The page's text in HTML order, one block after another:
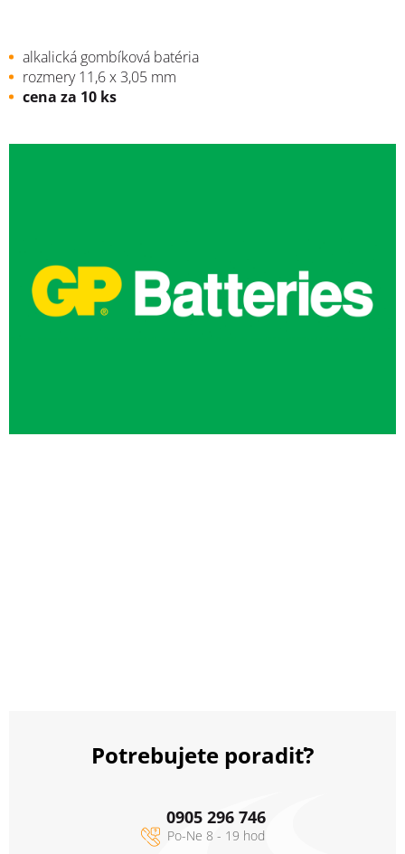
alkalická gombíková batéria
rozmery 11,6 x 3,05 mm
cena za 10 ks
Potrebujete poradiť?
0905 296 746